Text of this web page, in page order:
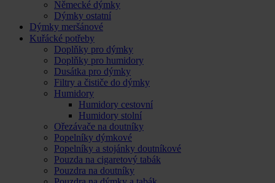
Německé dýmky
Dýmky ostatní
Dýmky meršánové
Kuřácké potřeby
Doplňky pro dýmky
Doplňky pro humidory
Dusátka pro dýmky
Filtry a čističe do dýmky
Humidory
Humidory cestovní
Humidory stolní
Ořezávače na doutníky
Popelníky dýmkové
Popelníky a stojánky doutníkové
Pouzda na cigaretový tabák
Pouzdra na doutníky